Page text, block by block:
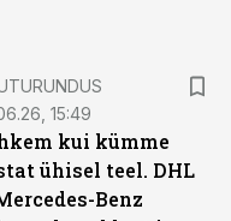
15:49
kui kümme
ühisel teel. DHL
Benz